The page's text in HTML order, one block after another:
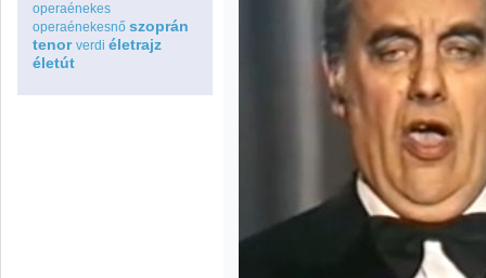
operaénekes
operaénekesnő szoprán
tenor verdi életrajz
életút